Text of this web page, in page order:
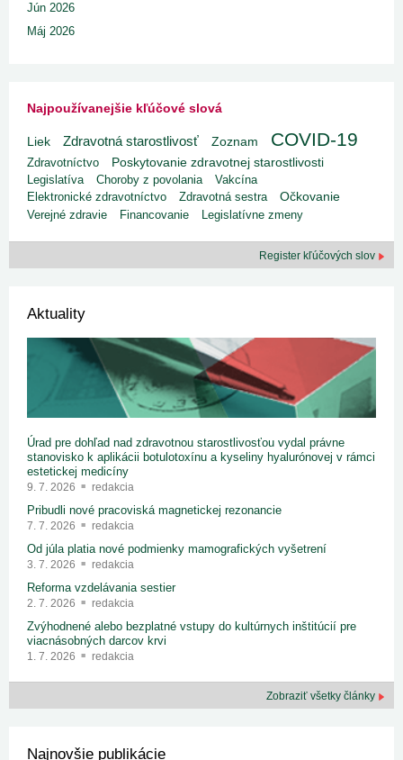
Jún 2026
Máj 2026
Najpoužívanejšie kľúčové slová
Liek Zdravotná starostlivosť Zoznam COVID-19
Zdravotníctvo Poskytovanie zdravotnej starostlivosti
Legislatíva Choroby z povolania
Vakcína
Elektronické zdravotníctvo
Zdravotná sestra
Očkovanie
Verejné zdravie
Financovanie Legislatívne zmeny
Register kľúčových slov
Aktuality
Úrad pre dohľad nad zdravotnou starostlivosťou vydal právne
stanovisko k aplikácii botulotoxínu a kyseliny hyalurónovej v rámci
estetickej medicíny
9. 7. 2026 redakcia
Pribudli nové pracoviská magnetickej rezonancie
7. 7. 2026 redakcia
Od júla platia nové podmienky mamografických vyšetrení
3. 7. 2026 redakcia
Reforma vzdelávania sestier
2. 7. 2026 redakcia
Zvýhodnené alebo bezplatné vstupy do kultúrnych inštitúcií pre
viacnásobných darcov krvi
1. 7. 2026 redakcia
Zobraziť všetky články
Najnovšie publikácie